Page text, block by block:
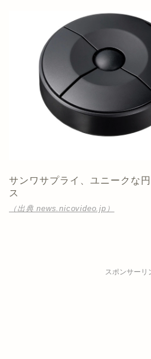
サンワサプライ、ユニークな
ス
（出典 news.nicovideo.jp）
スポンサーリ